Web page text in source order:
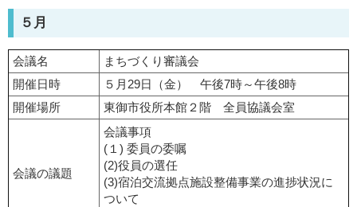
５月
会議名
まちづくり審議会
開催日時
５月29日（金） 午後7時～午後8時
開催場所
東御市役所本館２階 全員協議会室
会議の議題
会議事項
(１) 委員の委嘱
(2)役員の選任
(3)宿泊交流拠点施設整備事業の進捗状況に
ついて